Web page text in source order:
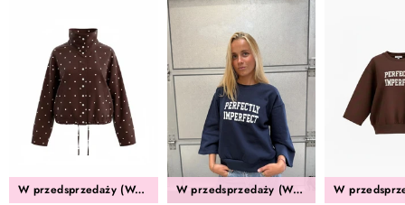
W przedsprzedaży (Wrzesień) W przedsprzedaży (Wrzesień)